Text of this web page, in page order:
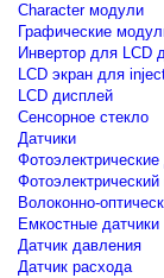
Сharacter модули
Графические
Инвертор для LCD
LCD экран для
LCD дисплей
Сенсорное стекло
Датчики
Фотоэлектрические
Волоконно-
Емкостные датчики
Датчик давления
Датчик расхода